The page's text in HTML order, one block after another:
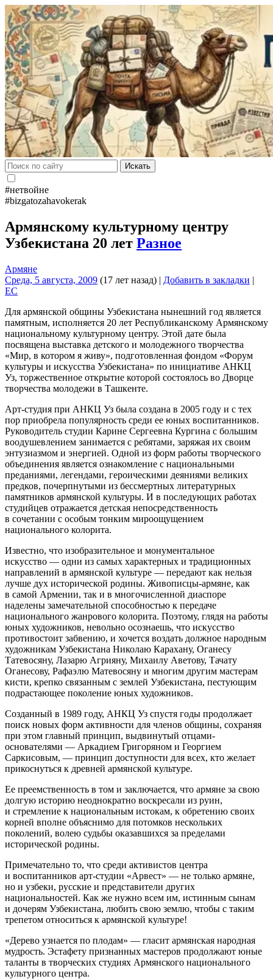
Искать
#нетвойне
#bizgatozahavokerak
Армянскому культурному центру
Узбекистана 20 лет Разное
Армяне
Среда, 5 августа, 2009 (17 лет назад) | Добавить в закладки |
EC
Для армянской общины Узбекистана нынешний год является
памятным, исполняется 20 лет Республиканскому Армянскому
национальному культурному центру. Этой дате была
посвящена выставка детского и молодежного творчества
«Мир, в котором я живу», подготовленная фондом «Форум
культуры и искусства Узбекистана» по инициативе АНКЦ
Уз, торжественное открытие которой состоялось во Дворце
творчества молодежи в Ташкенте.
Арт-студия при АНКЦ Уз была создана в 2005 году и с тех
пор приобрела популярность среди ее юных воспитанников.
Руководитель студии Карине Сергеевна Кургина с большим
воодушевлением занимается с ребятами, заряжая их своим
энтузиазмом и энергией. Одной из форм работы творческого
объединения является ознакомление с национальными
преданиями, легендами, героическими деяниями великих
предков, почерпнутыми из бессмертных литературных
памятников армянской культуры. И в последующих работах
студийцев отражается детская непосредственность
в сочетании с особым тонким мироощущением
национального колорита.
Известно, что изобразительное и монументальное
искусство — одни из самых характерных и традиционных
направлений в армянской культуре — передают как нельзя
лучше дух исторической родины. Живописцы-армяне, как
в самой Армении, так и в многочисленной диаспоре
наделены замечательной способностью к передаче
национального жанрового колорита. Поэтому, глядя на работы
юных художников, невольно осознаешь, что искусство
противостоит забвению, и хочется воздать должное народным
художникам Узбекистана Николаю Карахану, Оганесу
Татевосяну, Лазарю Агрияну, Михаилу Аветову, Тачату
Оганесову, Рафаэлю Матевосяну и многим другим мастерам
кисти, крепко связанным с землей Узбекистана, пестующим
подрастающее поколение юных художников.
Созданный в 1989 году, АНКЦ Уз спустя годы продолжает
поиск новых форм активности для членов общины, сохраняя
при этом главный принцип, выдвинутый отцами-
основателями — Аркадием Григоряном и Георгием
Саркисовым, — принцип доступности для всех, кто желает
прикоснуться к древней армянской культуре.
Ее преемственность в том и заключается, что армяне за свою
долгую историю неоднократно воскресали из руин,
и стремление к национальным истокам, к обретению своих
корней вполне объяснимо для потомков нескольких
поколений, волею судьбы оказавшихся за пределами
исторической родины.
Примечательно то, что среди активистов центра
и воспитанников арт-студии «Арвест» — не только армяне,
но и узбеки, русские и представители других
национальностей. Как же нужно всем им, истинным сынам
и дочерям Узбекистана, любить свою землю, чтобы с таким
трепетом относиться к армянской культуре!
«Дерево узнается по плодам» — гласит армянская народная
мудрость. Эстафету признанных мастеров продолжают юные
таланты в творческих студиях Армянского национального
культурного центра.